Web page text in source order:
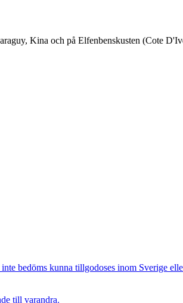
Kina och på Elfenbenskusten (Cote
bedöms kunna tillgodoses inom Sverige
till varandra.